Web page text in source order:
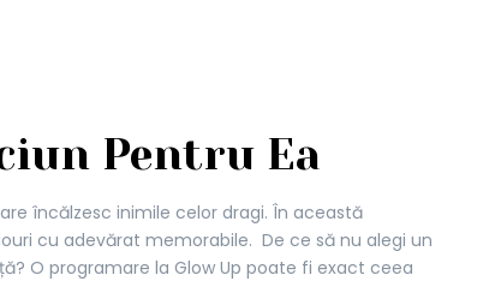
Pentru Ea
încălzesc inimile celor dragi. În această
cu adevărat memorabile. De ce să nu alegi un
O programare la Glow Up poate fi exact ceea